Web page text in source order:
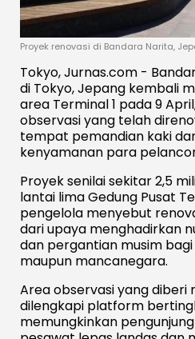
Proyek renovasi di Bandara Narita,
Tokyo, Jurnas.com -
di Tokyo, Jepang kembali
area Terminal 1 pada 9
observasi yang telah
tempat pemandian kaki
kenyamanan para
Proyek senilai sekitar 2,5
lantai lima Gedung Pusat
pengelola menyebut
dari upaya menghadirkan
dan pergantian musim
maupun mancanegara.
Area observasi yang diberi
dilengkapi platform
memungkinkan